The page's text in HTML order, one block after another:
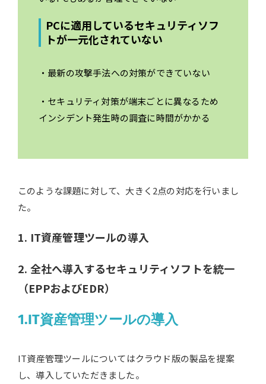
PCに適用しているセキュリティソフ
トが一元化されていない
・最新の攻撃手法への対策ができていない
・セキュリティ対策が端末ごとに異なるため
インシデント発生時の調査に時間がかかる
このような課題に対して、大きく2点の対応を行いまし
た。
1. IT資産管理ツールの導入
2. 全社へ導入するセキュリティソフトを統一
（EPPおよびEDR）
1.IT資産管理ツールの導入
IT資産管理ツールについてはクラウド版の製品を提案
し、導入していただきました。